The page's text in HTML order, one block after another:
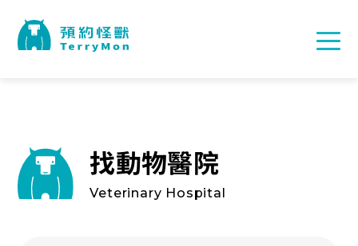
找動物醫院
Veterinary Hospital